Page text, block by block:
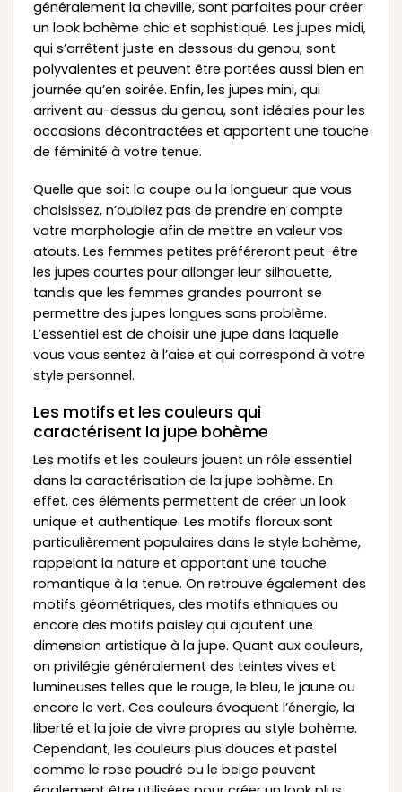
généralement la cheville, sont parfaites pour créer
un look bohème chic et sophistiqué. Les jupes midi,
qui s’arrêtent juste en dessous du genou, sont
polyvalentes et peuvent être portées aussi bien en
journée qu’en soirée. Enfin, les jupes mini, qui
arrivent au-dessus du genou, sont idéales pour les
occasions décontractées et apportent une touche
de féminité à votre tenue.
Quelle que soit la coupe ou la longueur que vous
choisissez, n’oubliez pas de prendre en compte
votre morphologie afin de mettre en valeur vos
atouts. Les femmes petites préféreront peut-être
les jupes courtes pour allonger leur silhouette,
tandis que les femmes grandes pourront se
permettre des jupes longues sans problème.
L’essentiel est de choisir une jupe dans laquelle
vous vous sentez à l’aise et qui correspond à votre
style personnel.
Les motifs et les couleurs qui
caractérisent la jupe bohème
Les motifs et les couleurs jouent un rôle essentiel
dans la caractérisation de la jupe bohème. En
effet, ces éléments permettent de créer un look
unique et authentique. Les motifs floraux sont
particulièrement populaires dans le style bohème,
rappelant la nature et apportant une touche
romantique à la tenue. On retrouve également des
motifs géométriques, des motifs ethniques ou
encore des motifs paisley qui ajoutent une
dimension artistique à la jupe. Quant aux couleurs,
on privilégie généralement des teintes vives et
lumineuses telles que le rouge, le bleu, le jaune ou
encore le vert. Ces couleurs évoquent l’énergie, la
liberté et la joie de vivre propres au style bohème.
Cependant, les couleurs plus douces et pastel
comme le rose poudré ou le beige peuvent